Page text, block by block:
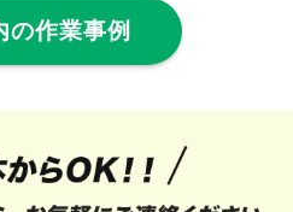
の作業事例